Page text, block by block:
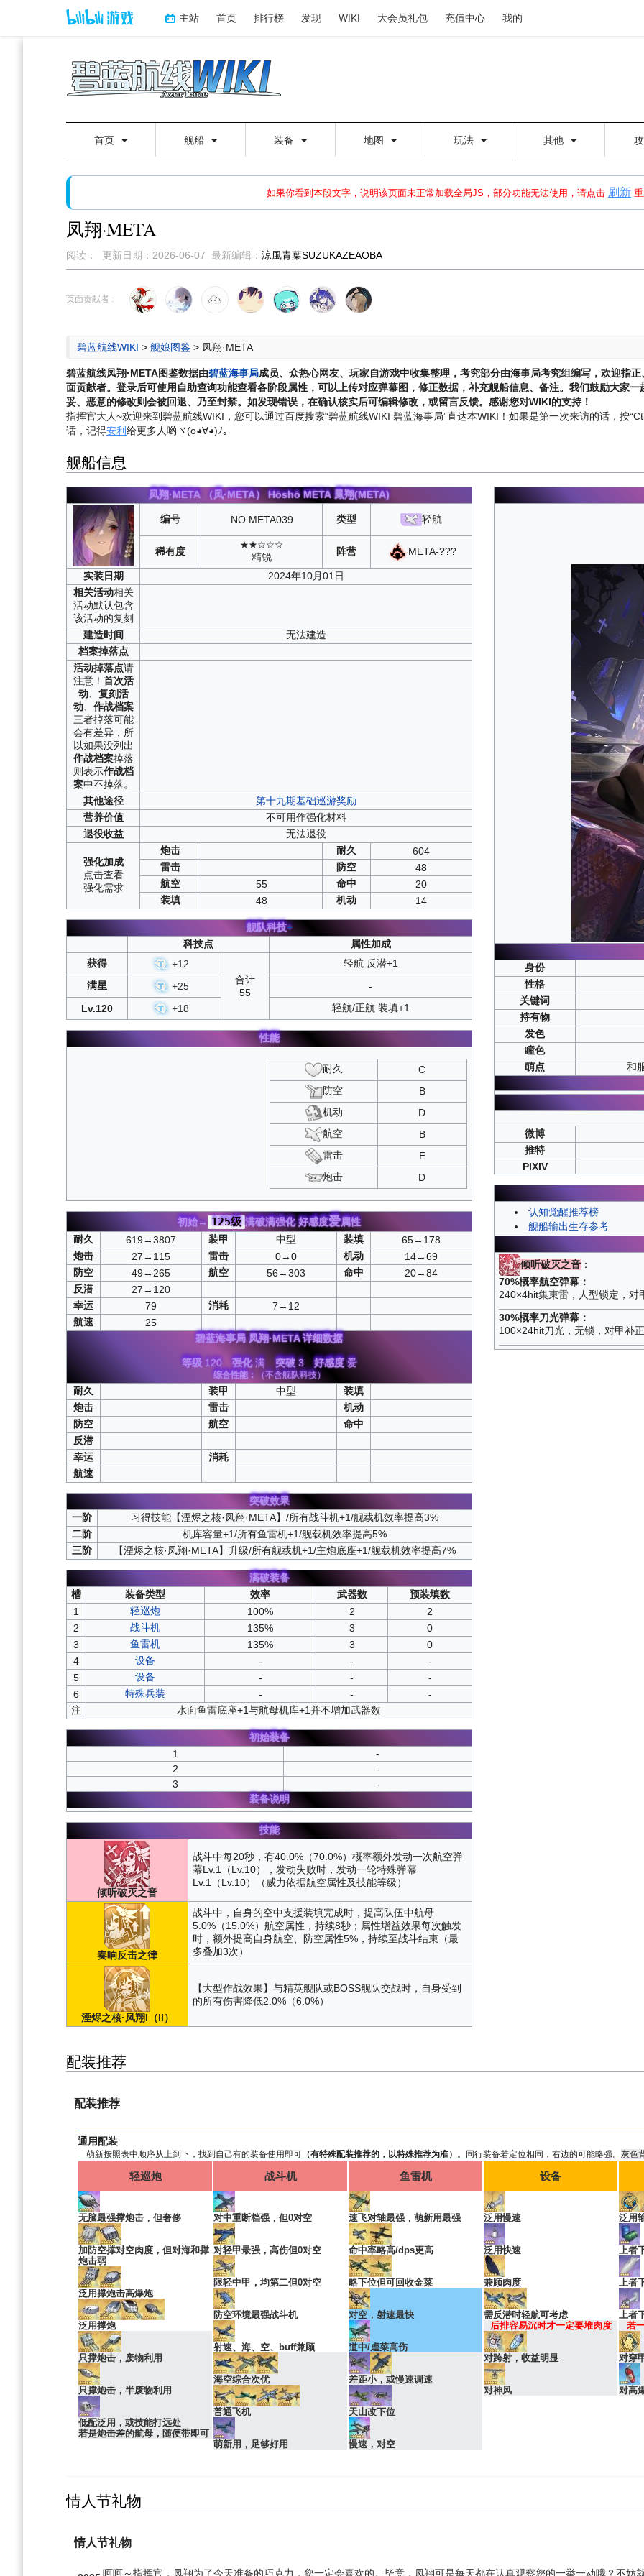
主站 首页 排行榜 发现 WIKI 大会员礼包 充值中心 我的
首页 舰船 装备 地图 玩法 其他
如果你看到本段文字，说明该页面未正常加载全局JS，部分功能无法使用，请点击 刷新
如果打开页面显示缩略图创建出错，请点击刷新或页面右上WIKI功能中的刷新按钮清除页面缓存并刷新，
凤翔·META
阅读： 更新日期： 2026-06-07 最新编辑： 涼風青葉SUZUKAZEAOBA
到
到
页面贡献者 :
碧蓝航线WIKI > 舰娘图鉴 > 凤翔·META
碧蓝航线凤翔·META图鉴数据由碧蓝海事局成员、众热心网友、玩家自游戏中收集整理，考究部分由海事局考究组编写，欢迎指
面贡献者。登录后可使用自助查询功能查看各阶段属性，可以上传对应弹幕图，修正数据，补充舰船信息、备注。我们鼓励大家
妥、恶意的修改则会被回退、乃至封禁。如发现错误，在确认核实后可编辑修改，或留言反馈。感谢您对WIKI的支持！
指挥官大人~欢迎来到碧蓝航线WIKI，您可以通过百度搜索“碧蓝航线WIKI 碧蓝海事局”直达本WIKI！如果是第一次来访的话，按
话，记得安利 给更多人哟ヾ(o◕∀◕)ﾉ。
舰船信息
凤翔·META （凤·META） Hōshō META 鳳翔(META)
编号 NO. META039 类型 轻航
稀有度
★★☆☆☆
精锐 阵营 META-???
实装日期
2024年10月01日
相关活动相关
活动默认包含
该活动的复刻
建造时间
无法建造
档案掉落点
活动掉落点请
注意！ 首次活
动、 复刻活
动、 作战档案
三者掉落可能
会有差异，所
以如果没列出
作战档案掉落
则表示作战档
案中不掉落。
其他途径
第十九期基础巡游奖励
营养价值
不可用作强化材料
退役收益 无法退役
强化加成
点击查看
强化需求
炮击 耐久
604
雷击
防空
48
航空
55 命中
20
装填
48 机动 14
舰队科技+
科技点
属性加成
获得
+12
合计
55
轻航 反潜+1
满星
+25
-
Lv.120
+18 轻航/正航 装填+1
性能
耐久
C
防空
B
机动
D
航空
B
雷击
E
炮击
D
初始→ 125级 满破满强化好感度爱属性
耐久
619→3807 装甲 中型 装填
65→178
炮击
27→115 雷击 0→0 机动
14→69
防空
49→265 航空 56→303 命中
20→84
反潜
27→120
幸运
79 消耗
7→12
航速
25
碧蓝海事局 凤翔·META详细数据
等级 120 强化满 突破 3 好感度爱
综合性能： （不含舰队科技）
耐久 装甲 中型
装填
炮击
雷击
机动
防空
航空
命中
反潜
幸运
消耗
航速
突破效果
一阶
习得技能【湮烬之核·凤翔·META】/所有战斗机+1/舰载机效率提高3%
二阶
机库容量+1/所有鱼雷机+1/舰载机效率提高5%
三阶
【湮烬之核·凤翔·META】升级/所有舰载机+1/主炮底座+1/舰载机效率提高7%
满破装备
槽
装备类型 效率 武器数
预装填数
1
轻巡炮 100% 2
2
2
战斗机 135% 3
0
3
鱼雷机 135% 3
0
4
设备 - -
-
5
设备 - -
-
6
特殊兵装 - -
-
注
水面鱼雷底座+1与航母机库+1并不增加武器数
初始装备
1
-
2
-
3
-
装备说明
技能
倾听破灭之音
战斗中每20秒，有40.0%（70.0%）概率额外发动一次航空弹
幕Lv.1（Lv.10），发动失败时，发动一轮特殊弹幕
Lv.1（Lv.10）（威力依据航空属性及技能等级）
奏响反击之律
战斗中，自身的空中支援装填完成时，提高队伍中航母
5.0%（15.0%）航空属性，持续8秒；属性增益效果每次触发
时，额外提高自身航空、防空属性5%，持续至战斗结束（最
多叠加3次）
湮烬之核·凤翔I（II）
【大型作战效果】与精英舰队或BOSS舰队交战时，自身受到
的所有伤害降低2.0%（6.0%）
身份
性格
关键词
持有物
发色
瞳色
萌点
和
微博
推特
PIXIV
认知觉醒推荐榜
舰船输出生存参考
倾听破灭之音：
70%概率航空弹幕：
240×4hit集束雷，人型锁定，对
30%概率刀光弹幕：
100×24hit刀光，无锁，对甲补
配装推荐
配装推荐
通用配装
萌新按照表中顺序从上到下，找到自己有的装备使用即可（有特殊配装推荐的，以特殊推荐为准） 。同行装备若定位相同，右边的可能略强。 灰色
轻巡炮
无脑最强撑炮击，但奢侈
加防空撑对空肉度，但对海和撑
炮击弱
泛用撑炮击高爆炮
泛用撑炮
只撑炮击，废物利用
只撑炮击，半废物利用
低配泛用，或技能打远处
若是炮击差的航母，随便带即可
战斗机
对中重断档强，但0对空
对轻甲最强，高伤但0对空
限轻中甲，均第二但0对空
防空环境最强战斗机
射速、海、空、buff兼顾
海空综合次优
普通飞机
萌新用，足够好用
鱼雷机
速飞对轴最强，萌新用最强
命中率略高/dps更高
略下位但可回收金菜
对空，射速最快
道中/虐菜高伤
差距小，或慢速调速
天山改下位
慢速，对空
设备
泛用慢速
泛用快速
兼顾肉度
需反潜时轻航可考虑
后排容易沉时才一定要堆肉度
对跨射，收益明显
对神风
泛用
上者
上者
上者
若
对穿
对高
情人节礼物
情人节礼物
呵呵～指挥官，凤翔为了今天准备的巧克力，您一定会喜欢的。毕竟，凤翔可是每天都在认真观察您的一举一动哦？不妨